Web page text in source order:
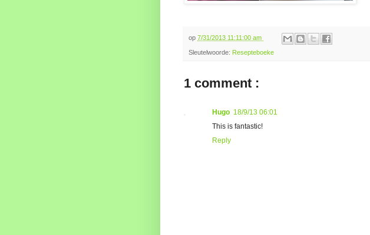
op 7/31/2013 11:11:00 am
Sleutelwoorde: Resepteboeke
1 comment :
Hugo 18/9/13 06:01
This is fantastic!
Reply